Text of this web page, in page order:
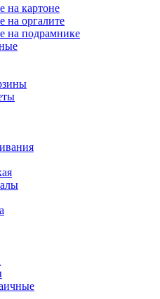
на картоне
на оргалите
на подрамнике